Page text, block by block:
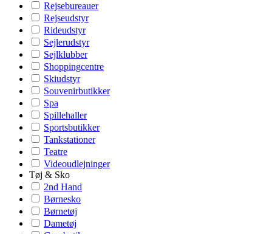
Rejsebureauer
Rejseudstyr
Rideudstyr
Sejlerudstyr
Sejlklubber
Shoppingcentre
Skiudstyr
Souvenirbutikker
Spa
Spillehaller
Sportsbutikker
Tankstationer
Teatre
Videoudlejninger
Tøj & Sko
2nd Hand
Børnesko
Børnetøj
Dametøj